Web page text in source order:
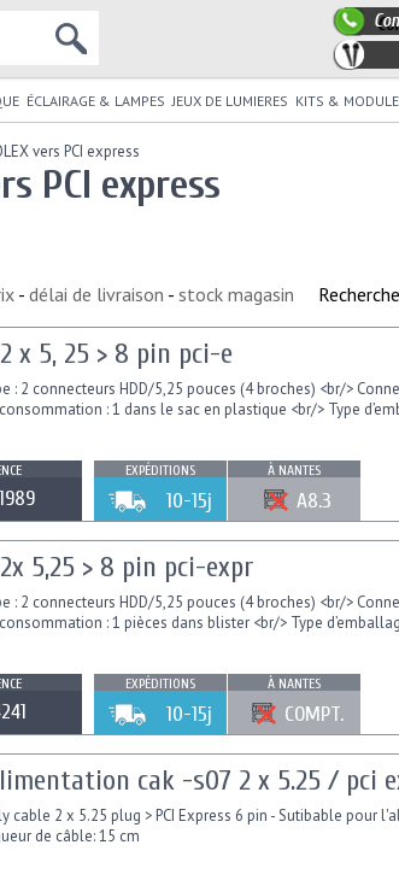
ÉCLAIRAGE & LAMPES JEUX DE LUMIERES KITS &
vers PCI express
PCI express
- délai de livraison - stock magasin
x 5, 25 > 8 pin pci-e
: 2 connecteurs HDD/5,25 pouces (4 broches) <br/>
: 1 dans le sac en plastique <br/> Type
EXPÉDITIONS
10-15j
À NANTES
A8.3
5,25 > 8 pin pci-expr
: 2 connecteurs HDD/5,25 pouces (4 broches) <br/>
: 1 pièces dans blister <br/> Type
EXPÉDITIONS
10-15j
À NANTES
COMPT.
cak -s07 2 x 5.25 / pci
cable 2 x 5.25 plug > PCI Express 6 pin - Sutibable pour
de câble: 15 cm